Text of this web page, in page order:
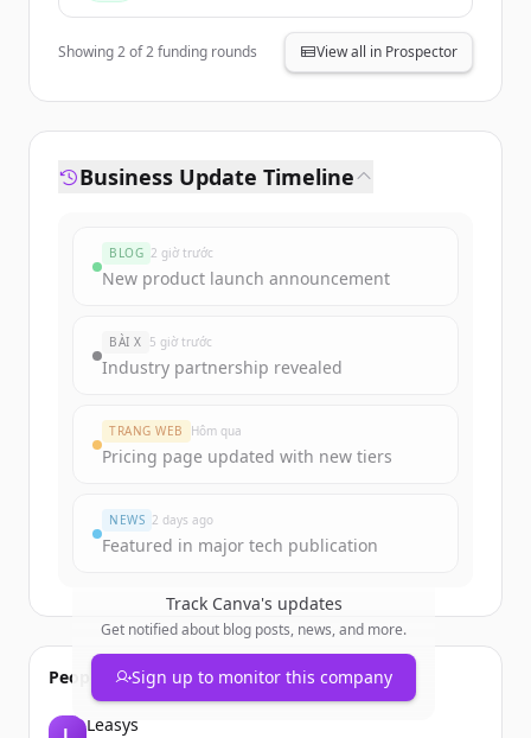
Capital, Bessemer
Showing2of2funding rounds View all in Prospector
Business Update Timeline
BLOG 2 giờ trước
New product launch announcement
BÀI X 5 giờ trước
Industry partnership revealed
TRANG WEB Hôm qua
Pricing page updated with new tiers
NEWS 2 days ago
Featured in major tech publication
Track Canva's updates
Get notified about blog posts, news, and more.
Sign up to monitor this company
People also viewed
Leasys